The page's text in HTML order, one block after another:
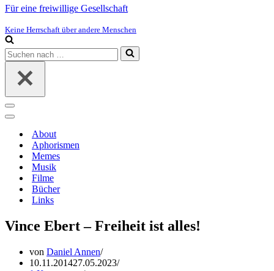
Für eine freiwillige Gesellschaft
Keine Herrschaft über andere Menschen
Suchen
nach …
Navigations-
Menü
Navigations-
About
Aphorismen
Memes
Musik
Filme
Bücher
Links
Vince Ebert – Freiheit ist alles!
von Daniel Annen
10.11.201427.05.2023